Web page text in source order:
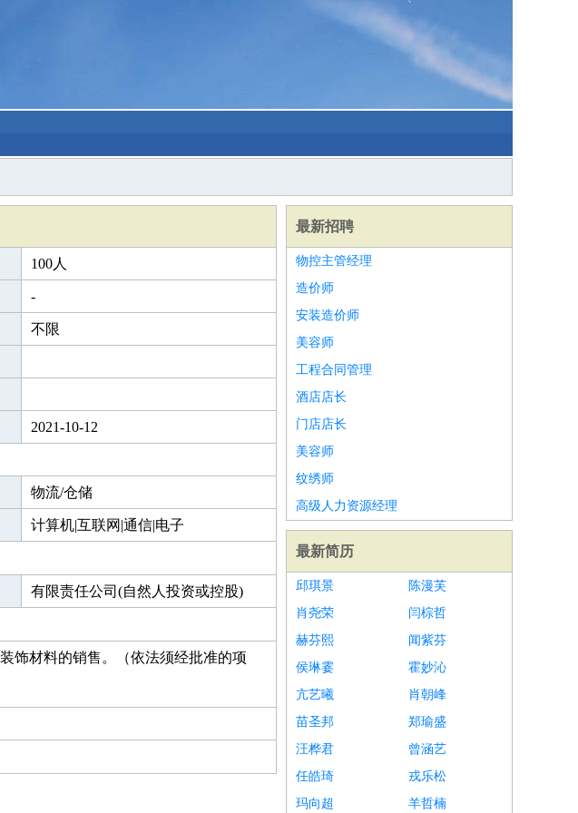
100人
-
不限
2021-10-12
物流/仓储
计算机|互联网|通信|电子
有限责任公司(自然人投资或控股)
饰材料的销售。（依法须经批准的项
最新招聘
物控主管经理
造价师
安装造价师
美容师
工程合同管理
酒店店长
门店店长
美容师
纹绣师
高级人力资源经理
最新简历
邱琪景
陈漫芙
肖尧荣
闫棕哲
赫芬熙
闻紫芬
侯琳霎
霍妙沁
亢艺曦
肖朝峰
苗圣邦
郑瑜盛
汪桦君
曾涵艺
任皓琦
戎乐松
玛向超
羊哲楠